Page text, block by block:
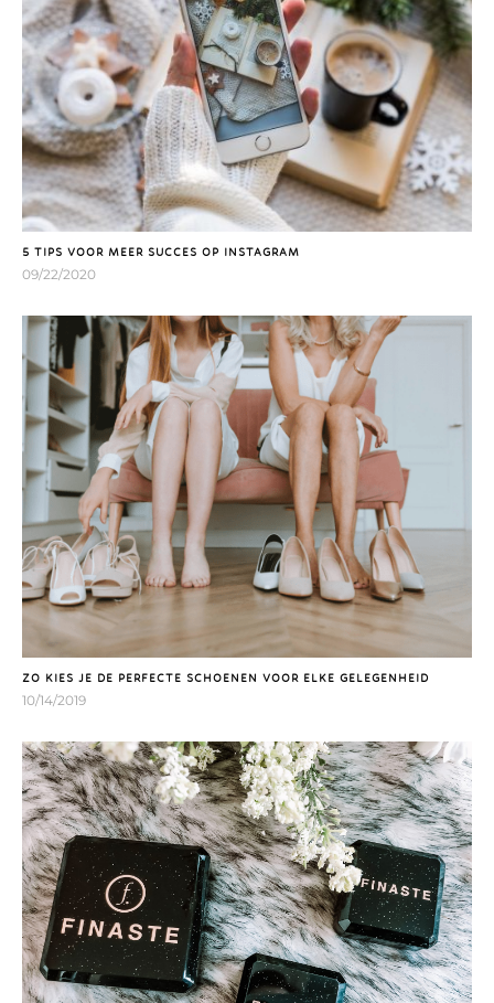
5 TIPS VOOR MEER SUCCES OP INSTAGRAM
09/22/2020
ZO KIES JE DE PERFECTE SCHOENEN VOOR ELKE GELEGENHEID
10/14/2019